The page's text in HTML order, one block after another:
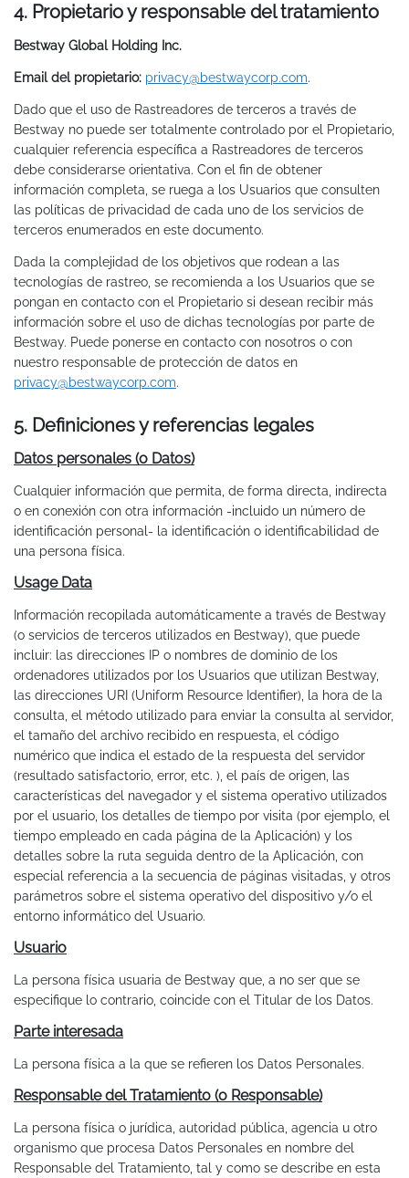
4. Propietario y responsable del tratamiento
Bestway Global Holding Inc.
Email del propietario: privacy@bestwaycorp.com.
Dado que el uso de Rastreadores de terceros a través de
Bestway no puede ser totalmente controlado por el Propietario,
cualquier referencia específica a Rastreadores de terceros
debe considerarse orientativa. Con el fin de obtener
información completa, se ruega a los Usuarios que consulten
las políticas de privacidad de cada uno de los servicios de
terceros enumerados en este documento.
Dada la complejidad de los objetivos que rodean a las
tecnologías de rastreo, se recomienda a los Usuarios que se
pongan en contacto con el Propietario si desean recibir más
información sobre el uso de dichas tecnologías por parte de
Bestway. Puede ponerse en contacto con nosotros o con
nuestro responsable de protección de datos en
privacy@bestwaycorp.com.
5. Definiciones y referencias legales
Datos personales (o Datos)
Cualquier información que permita, de forma directa, indirecta
o en conexión con otra información -incluido un número de
identificación personal- la identificación o identificabilidad de
una persona física.
Usage Data
Información recopilada automáticamente a través de Bestway
(o servicios de terceros utilizados en Bestway), que puede
incluir: las direcciones IP o nombres de dominio de los
ordenadores utilizados por los Usuarios que utilizan Bestway,
las direcciones URI (Uniform Resource Identifier), la hora de la
consulta, el método utilizado para enviar la consulta al servidor,
el tamaño del archivo recibido en respuesta, el código
numérico que indica el estado de la respuesta del servidor
(resultado satisfactorio, error, etc. ), el país de origen, las
características del navegador y el sistema operativo utilizados
por el usuario, los detalles de tiempo por visita (por ejemplo, el
tiempo empleado en cada página de la Aplicación) y los
detalles sobre la ruta seguida dentro de la Aplicación, con
especial referencia a la secuencia de páginas visitadas, y otros
parámetros sobre el sistema operativo del dispositivo y/o el
entorno informático del Usuario.
Usuario
La persona física usuaria de Bestway que, a no ser que se
especifique lo contrario, coincide con el Titular de los Datos.
Parte interesada
La persona física a la que se refieren los Datos Personales.
Responsable del Tratamiento (o Responsable)
La persona física o jurídica, autoridad pública, agencia u otro
organismo que procesa Datos Personales en nombre del
Responsable del Tratamiento, tal y como se describe en esta